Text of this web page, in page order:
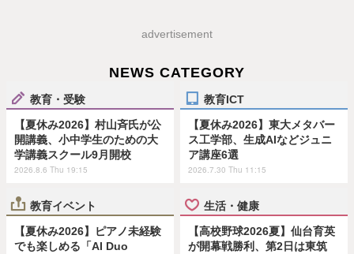
advertisement
NEWS CATEGORY
教育・受験
【夏休み2026】村山斉氏が公
開講義、小中学生のための大
学講義スクール9月開校
2026.8.6 Thu 19:15
教育ICT
【夏休み2026】東大メタバー
ス工学部、生成AIなどジュニ
ア講座6選
2026.7.30 Thu 11:15
教育イベント
【夏休み2026】ピアノ未経験
でも楽しめる「AI Duo
生活・健康
【高校野球2026夏】仙台育英
が開幕戦勝利、第2日は東筑